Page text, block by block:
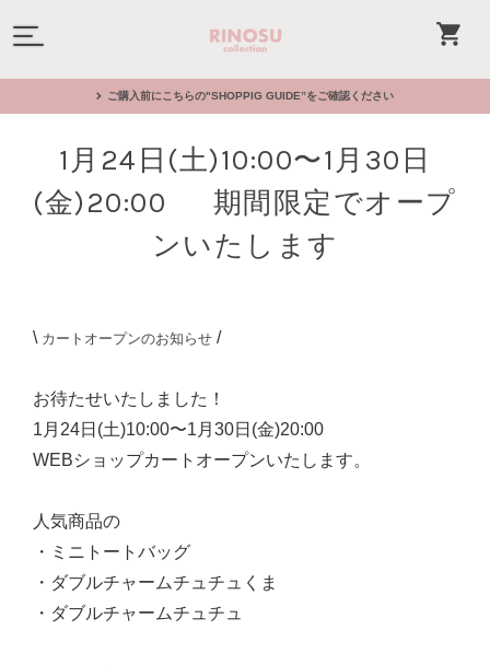
ご購入前にこちらの"SHOPPIG GUIDE”をご確認ください
1月24日(土)10:00〜1月30日
(金)20:00 期間限定でオープ
ンいたします
\ カートオープンのお知らせ /
お待たせいたしました！
1月24日(土)10:00〜1月30日(金)20:00
WEBショップカートオープンいたします。
人気商品の
・ミニトートバッグ
・ダブルチャームチュチュくま
・ダブルチャームチュチュ